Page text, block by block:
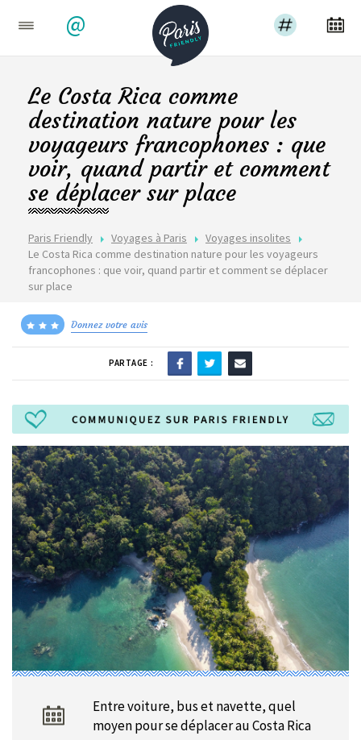
@
Paris Friendly Voyages à Paris
Voyages insolites
Le Costa Rica comme destination nature pour les voyageurs
francophones : que voir, quand partir et comment se déplacer
sur place
Le Costa Rica comme
destination nature pour les
voyageurs francophones : que
voir, quand partir et comment
se déplacer sur place
Donnez votre avis
PARTAGE :
Entre voiture, bus et navette, quel
moyen pour se déplacer au Costa Rica